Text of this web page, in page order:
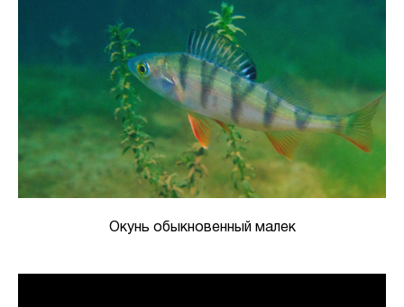
Окунь обыкновенный малек